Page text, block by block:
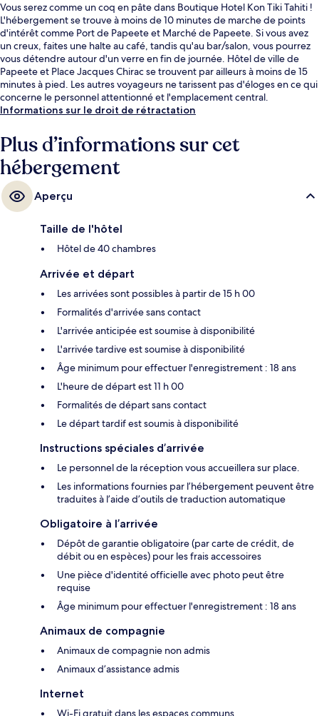
Vous serez comme un coq en pâte dans Boutique Hotel Kon Tiki Tahiti !
L'hébergement se trouve à moins de 10 minutes de marche de points
d'intérêt comme Port de Papeete et Marché de Papeete. Si vous avez
un creux, faites une halte au café, tandis qu'au bar/salon, vous pourrez
vous détendre autour d'un verre en fin de journée. Hôtel de ville de
Papeete et Place Jacques Chirac se trouvent par ailleurs à moins de 15
minutes à pied. Les autres voyageurs ne tarissent pas d'éloges en ce qui
concerne le personnel attentionné et l'emplacement central.
Informations sur le droit de rétractation
Plus d’informations sur cet
hébergement
Aperçu
Taille de l'hôtel
Hôtel de 40 chambres
Arrivée et départ
Les arrivées sont possibles à partir de 15 h 00
Formalités d'arrivée sans contact
L'arrivée anticipée est soumise à disponibilité
L'arrivée tardive est soumise à disponibilité
Âge minimum pour effectuer l'enregistrement : 18 ans
L'heure de départ est 11 h 00
Formalités de départ sans contact
Le départ tardif est soumis à disponibilité
Instructions spéciales d’arrivée
Le personnel de la réception vous accueillera sur place.
Les informations fournies par l’hébergement peuvent être
traduites à l’aide d’outils de traduction automatique
Obligatoire à l’arrivée
Dépôt de garantie obligatoire (par carte de crédit, de
débit ou en espèces) pour les frais accessoires
Une pièce d'identité officielle avec photo peut être
requise
Âge minimum pour effectuer l'enregistrement : 18 ans
Animaux de compagnie
Animaux de compagnie non admis
Animaux d’assistance admis
Internet
Wi-Fi gratuit dans les espaces communs